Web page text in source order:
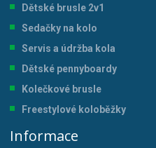
Dětské brusle 2v1
Sedačky na kolo
Servis a údržba kola
Dětské pennyboardy
Kolečkové brusle
Freestylové koloběžky
Informace